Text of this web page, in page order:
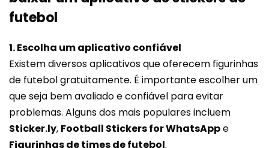
futebol
1. Escolha um aplicativo confiável
Existem diversos aplicativos que oferecem figurinhas
de futebol gratuitamente. É importante escolher um
que seja bem avaliado e confiável para evitar
problemas. Alguns dos mais populares incluem
Sticker.ly, Football Stickers for WhatsAppe
Figurinhas de times de futebol.